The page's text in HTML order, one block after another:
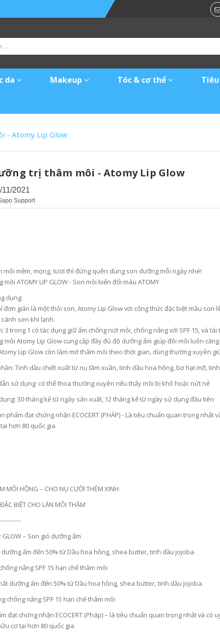
da Makeup Tóc & cơ thể
- Atomy Lip Glow
trị thâm môi - Atomy Lip Glow
11/2021
Support
môi mềm, mọng, tươi thì đừng quên dùng son dưỡng mỗi ngày nhé!
môi ATOMY LIP GLOW - Son môi biến đổi màu ATOMY
dụng:
đơn giản là một thỏi son, Atomy Lip Glow với công thức đặc biệt màu
sen khi lạnh.
3 trong 1 có tác dụng giữ ẩm chống nứt môi, chống nắng với SPF 15, và
môi Atomy Lip Glow cung cấp đầy đủ độ dưỡng ẩm giúp đôi môi luôn
Lip Glow còn làm mờ thâm môi theo thời gian, dùng thường xuyên
Tinh dầu chiết xuất từ nụ tầm xuân, tinh dầu hoa hồng, bơ hạt mỡ,
sử dụng: có thể thoa thường xuyên nếu thấy môi bị khô hoặc nứt nẻ
30 tháng kể từ ngày sản xuất, 12 tháng kể từ ngày sử dụng đầu tiên
phẩm đạt chứng nhận ECOCERT (PHÁP) - Là tiêu chuẩn quan trọng
hơn 80 quốc gia
MÔI HỒNG – CHO NỤ CƯỜI THÊM XINH
BIỆT CHO LÀN MÔI THÂM
GLOW – Son gió dưỡng ẩm
ẩm đến 50% từ Dầu hoa hồng, shea butter, tinh dầu jojoba.
nắng SPF 15 hạn chế thâm môi
dưỡng ẩm đến 50% từ Dầu hoa hồng, shea butter, tinh dầu jojoba.
chống nắng SPF 15 hạn chế thâm môi
đạt chứng nhận ECOCERT (Pháp) – là tiêu chuẩn quan trọng nhất và
cơ tại hơn 80 quốc gia
D
UNG DỊCH LÀM LÀNH VIÊM LOÉT NIÊM MẠC DẠ DÀY, GIẢM ĐAU DẠ DÀY, DỨT ĐIỂM Ợ CHUA CHIẾT XUẤT NỤ HOA KIM NGÂN VỚI MẬT ONG (20ML X 30 GÓI) - ATOMY STOMACH HEALTH DAILY CARE - 애터미 위건강 데일리 케어 - ЕЖЕДНЕВНЫЙ УХОД ЗА ЗДОРОВЬЕМ ЖЕЛУДКА ATOMY
V
ITAMIN C TRÁI CÂY TƯƠI HÀM LƯỢNG CAO 2.000 MG CHỐNG OXY HOÁ BẢO VỆ TẾ BÀO, TĂNG HẤP THU SẮT, TĂNG SỨC ĐỀ KHÁNG, NGĂN NGỪA CẢM CÚM, GIÚP TỔNG HỢP COLLAGEN LÀM ĐẸP DA - ATOMY VITA MEGA COLOR VITAMIN C - 2.000MG - 애터미 비타메가컬러 비타민C - 2.000MG - АТОМИ ВИТА МЕГАКОЛОР ВИТАМИН С – 2000 МГ
1.125.000₫